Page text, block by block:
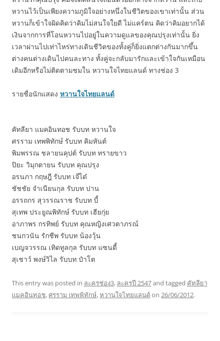
หวานไว้เป็นเพียงความภูมิใจอย่างหนึ่งในชีวิตของเขาเท่านั้น ส่วน
หวานก็เข้าใจผิดคิดว่าคิมไม่สนใจใยดี ไม่แคร์ตน คิดว่าคิมอยากได้
เงินจากการที่โอนหวานไปอยู่ในความดูแลของคุณปรุงเท่านั้น ยิ่ง
เวลาผ่านไปเท่าไหร่ทางเดินชีวิตของทั้งคู่ก็ยิ่งแตกต่างกันมากขึ้น
ต่างคนต่างเดินไปคนละทาง ทั้งคู่จะกลับมารักและเข้าใจกันเหมือน
เดิมอีกหรือไม่ติดตามชมใน หวานใจไทยแลนด์ ทางช่อง 3
รายชื่อนักแสดง หวานใจไทยแลนด์
คัทลียา แมคอินทอช รับบท หวานใจ
ศรราม เทพพิทักษ์ รับบท คิมหันต์
พิมพรรณ ชลายนคุปต์ รับบท ทรายขาว
ปิยะ วิมุกตายน รับบท คุณปรุง
อรนภา กฤษฎี รับบท เจ๊ได๋
ชัชชัย จำเนียนกุล รับบท ปาน
อรรถกร สุวรรณราช รับบท บี้
สุเทพ ประยูณพิทักษ์ รับบท เฮียกุ่ย
อาภาพร กรทิพย์ รับบท คุณหญิงเศวตาภรณ์
ชนกวนัน รักชีพ รับบท น้องวุ้น
เบญจวรรณ เทิดทูลกุล รับบท แซนดี้
สุเชาว์ พงษ์วิไล รับบท ป๋าโต
This entry was posted in ละครช่อง3, ละครปี 2547and tagged คัทลียา
แมคอินทอช,ศรราม เทพพิทักษ์,หวานใจไทยแลนด์on 26/06/2012.